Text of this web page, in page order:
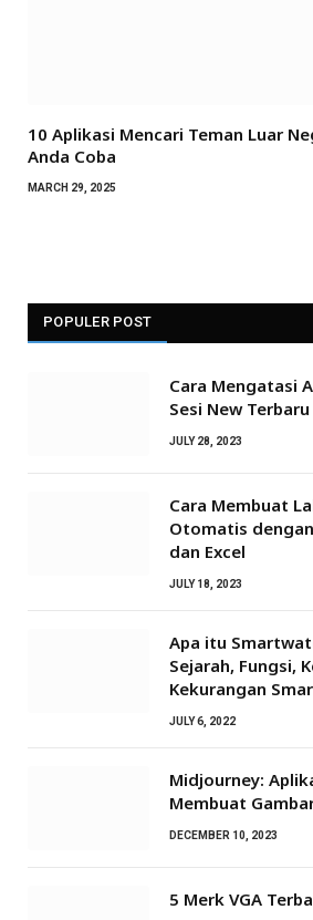
10 Aplikasi Mencari Teman Luar
Anda Coba
MARCH 29, 2025
POPULER POST
Cara Mengatasi
Sesi New Terbaru
JULY 28, 2023
Cara Membuat
Otomatis
dan Excel
JULY 18, 2023
Apa itu
Sejarah, Fungsi,
Kekurangan
JULY 6, 2022
Midjourney:
Membuat
DECEMBER 10, 2023
5 Merk VGA